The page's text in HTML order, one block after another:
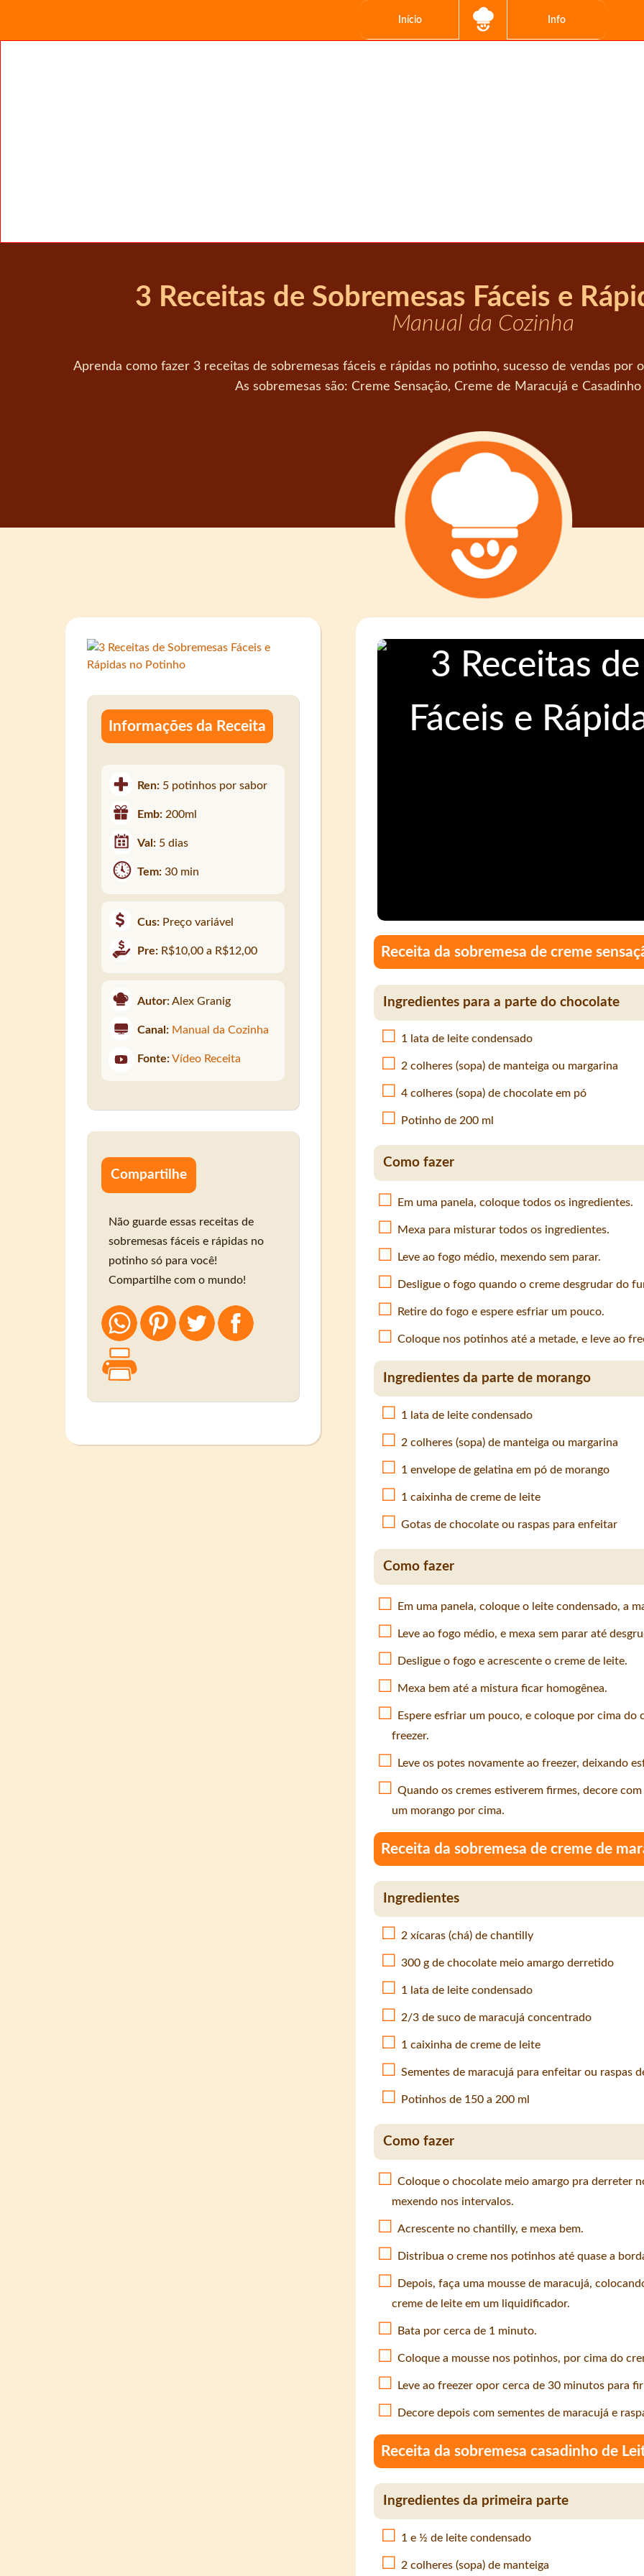
Início Info
3 Receitas de Sobremesas Fáceis e
Manual da Cozinha
Aprenda como fazer 3 receitas de sobremesas fáceis e rápidas no potinho, sucesso de vendas por
As sobremesas são: Creme Sensação, Creme de Maracujá e
Receita da sobremesa de creme
Ingredientes para a parte do chocolate
1 lata de leite condensado
2 colheres (sopa) de manteiga ou margarina
4 colheres (sopa) de chocolate em pó
Potinho de 200 ml
Como fazer
Em uma panela, coloque todos os ingredientes.
Mexa para misturar todos os ingredientes.
Leve ao fogo médio, mexendo sem parar.
Desligue o fogo quando o creme desgrudar do
Retire do fogo e espere esfriar um pouco.
Coloque nos potinhos até a metade, e leve ao
Ingredientes da parte de morango
1 lata de leite condensado
2 colheres (sopa) de manteiga ou margarina
1 envelope de gelatina em pó de morango
1 caixinha de creme de leite
Gotas de chocolate ou raspas para enfeitar
Como fazer
Em uma panela, coloque o leite condensado, a
Leve ao fogo médio, e mexa sem parar até
Desligue o fogo e acrescente o creme de leite.
Mexa bem até a mistura ficar homogênea.
Espere esfriar um pouco, e coloque por cima
freezer.
Leve os potes novamente ao freezer, deixando
Quando os cremes estiverem firmes, decore
um morango por cima.
Receita da sobremesa de creme de
Ingredientes
2 xícaras (chá) de chantilly
300 g de chocolate meio amargo derretido
1 lata de leite condensado
2/3 de suco de maracujá concentrado
1 caixinha de creme de leite
Sementes de maracujá para enfeitar ou raspas
Potinhos de 150 a 200 ml
Como fazer
Coloque o chocolate meio amargo pra derreter
mexendo nos intervalos.
Acrescente no chantilly, e mexa bem.
Distribua o creme nos potinhos até quase a
Depois, faça uma mousse de maracujá,
creme de leite em um liquidificador.
Bata por cerca de 1 minuto.
Coloque a mousse nos potinhos, por cima do
Leve ao freezer opor cerca de 30 minutos para
Decore depois com sementes de maracujá e
Receita da sobremesa casadinho de
Ingredientes da primeira parte
1 e ½ de leite condensado
2 colheres (sopa) de manteiga
Informações da Receita
Ren: 5 potinhos por sabor
Emb: 200ml
Val: 5 dias
Tem:30 min
Cus: Preço variável
Pre: R$10,00 a R$12,00
Autor:Alex Granig
Canal: Manual da Cozinha
Fonte: Vídeo Receita
Compartilhe
Não guarde essas receitas de
sobremesas fáceis e rápidas no
potinho só para você!
Compartilhe com o mundo!